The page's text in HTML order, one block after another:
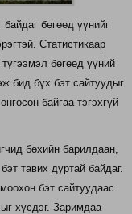
бөгөөд үүнийг
Статистикаар
бөгөөд үүний
бид бүх бэт сайтуудыг
байгаа тэгэхгүй
бөхийн барилдаан,
тавих дуртай байдаг.
бэт сайтуудаас
хүсдэг. Заримдаа